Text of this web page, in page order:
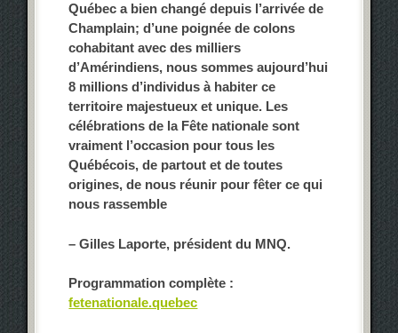
Québec a bien changé depuis l’arrivée de
Champlain; d’une poignée de colons
cohabitant avec des milliers
d’Amérindiens, nous sommes aujourd’hui
8 millions d’individus à habiter ce
territoire majestueux et unique. Les
célébrations de la Fête nationale sont
vraiment l’occasion pour tous les
Québécois, de partout et de toutes
origines, de nous réunir pour fêter ce qui
nous rassemble
– Gilles Laporte, président du MNQ.
Programmation complète :
fetenationale.quebec